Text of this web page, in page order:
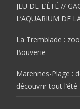
JEU DE L’ÉTÉ //
L’AQUARIUM DE
La Tremblade :
Bouverie
Marennes-Plage :
découvrir tout l’été